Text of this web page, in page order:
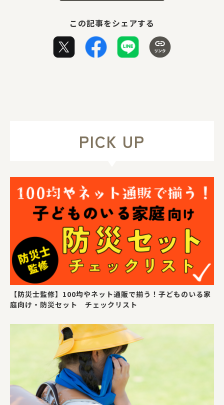
この記事をシェアする
PICK UP
【防災士監修】100均やネット通販で揃う！子どものいる家
庭向け・防災セット チェックリスト